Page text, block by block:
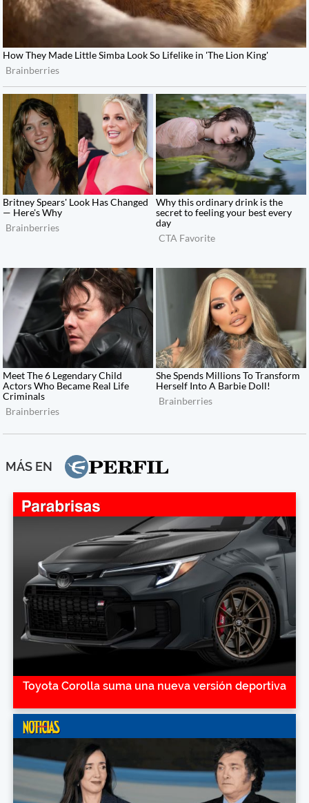
MÁS EN
Toyota Corolla suma una nueva versión deportiva